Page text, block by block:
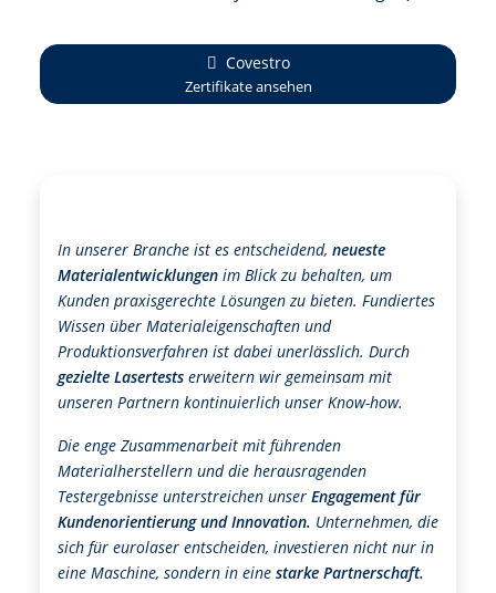
Covestro
Zertifikate ansehen
In unserer Branche ist es entscheidend, neueste
Materialentwicklungen im Blick zu behalten, um
Kunden praxisgerechte Lösungen zu bieten. Fundiertes
Wissen über Materialeigenschaften und
Produktionsverfahren ist dabei unerlässlich. Durch
gezielte Lasertests erweitern wir gemeinsam mit
unseren Partnern kontinuierlich unser Know-how.
Die enge Zusammenarbeit mit führenden
Materialherstellern und die herausragenden
Testergebnisse unterstreichen unser Engagement für
Kundenorientierung und Innovation. Unternehmen, die
sich für eurolaser entscheiden, investieren nicht nur in
eine Maschine, sondern in eine starke Partnerschaft.